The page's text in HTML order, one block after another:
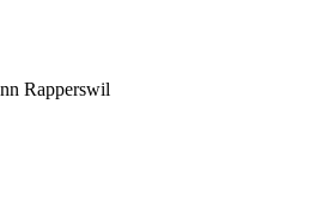
Rapperswil